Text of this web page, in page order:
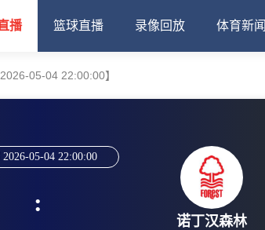
播 篮球直播 录像回放 体育新闻
05-04 22:00:00】
2026-05-04 22:00:00
:
诺丁汉森林